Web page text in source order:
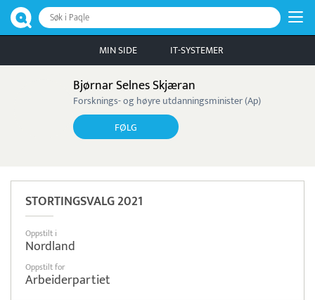
Søk i Paqle
MIN SIDE IT-SYSTEMER
Bjørnar Selnes Skjæran
Forsknings- og høyre utdanningsminister (Ap)
FØLG
STORTINGSVALG 2021
Oppstilt i
Nordland
Oppstilt for
Arbeiderpartiet